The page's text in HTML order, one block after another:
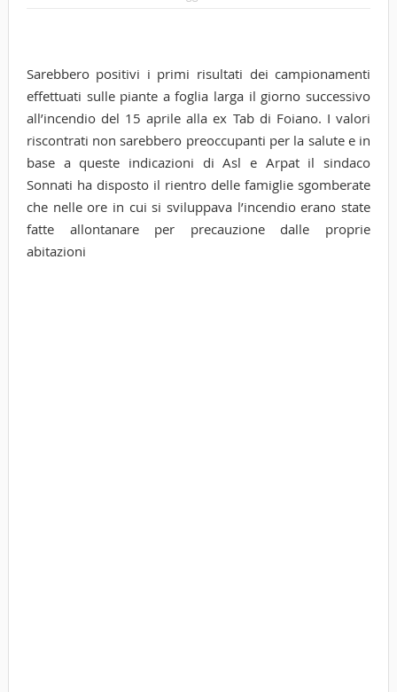
Sarebbero positivi i primi risultati dei campionamenti
effettuati sulle piante a foglia larga il giorno successivo
all’incendio del 15 aprile alla ex Tab di Foiano. I valori
riscontrati non sarebbero preoccupanti per la salute e in
base a queste indicazioni di Asl e Arpat il sindaco
Sonnati ha disposto il rientro delle famiglie sgomberate
che nelle ore in cui si sviluppava l’incendio erano state
fatte allontanare per precauzione dalle proprie
abitazioni